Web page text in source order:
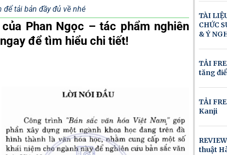
để tải bản đầy đủ về nhé
Phan Ngọc – tác phẩm nghiên
để tìm hiểu chi tiết!
TÀI
CHỨC
& Ý
TẢI
tăng
TẢI
Kanji
thuật